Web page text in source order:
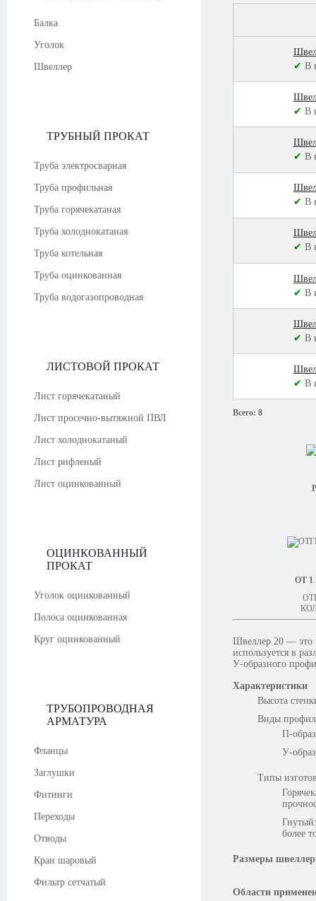
Балка
Уголок
Швеллер
ТРУБНЫЙ ПРОКАТ
Труба электросварная
Труба профильная
Труба горячекатаная
Труба холоднокатаная
Труба котельная
Труба оцинкованная
Труба водогазопроводная
ЛИСТОВОЙ ПРОКАТ
Лист горячекатаный
Лист просечно-вытяжной ПВЛ
Лист холоднокатаный
Лист рифленый
Лист оцинкованный
ОЦИНКОВАННЫЙ
ПРОКАТ
Уголок оцинкованный
Полоса оцинкованная
Круг оцинкованный
ТРУБОПРОВОДНАЯ
АРМАТУРА
Фланцы
Заглушки
Фитинги
Переходы
Отводы
Кран шаровый
Фильтр сетчатый
✔ В
✔ В
✔ В
✔ В
✔ В
✔ В
✔ В
✔ В
Всего: 8
ОТ
Швеллер 20 — это
используется в
У-образного
Характеристики
Высота
Виды
П-
У-
Типы
более
Размеры
Области